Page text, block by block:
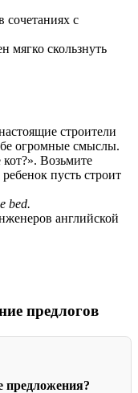
сочетаниях с
мягко скользнуть
строители
огромные смыслы.
Возьмите
пусть строит
bed.
английской
предлогов
предложения?